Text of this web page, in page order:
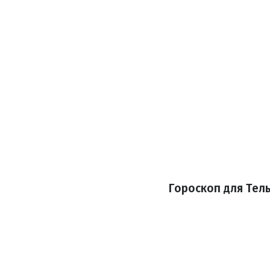
Гороскоп для